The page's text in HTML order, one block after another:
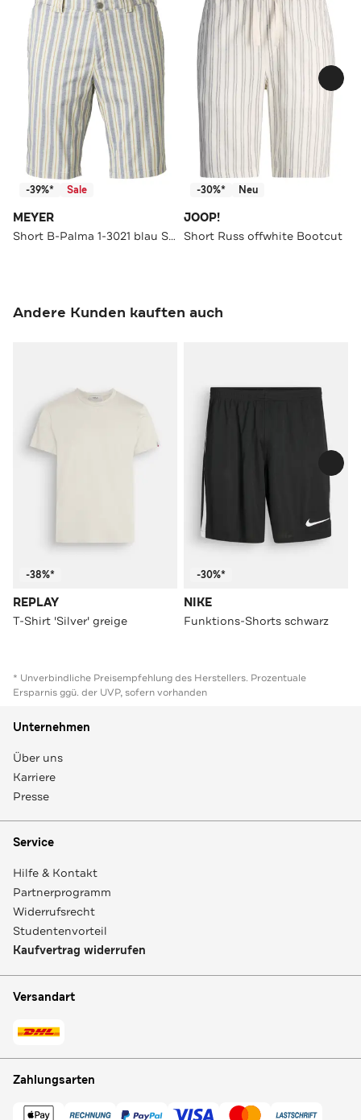
-39%* Sale
MEYER
Short B-Palma 1-3021 blau Straight
-30%* Neu
JOOP!
Short Russ offwhite Bootcut
Andere Kunden kauften auch
-38%*
REPLAY
T-Shirt 'Silver' greige
-30%*
NIKE
Funktions-Shorts schwarz
* Unverbindliche Preisempfehlung des Herstellers. Prozentuale
Ersparnis ggü. der UVP, sofern vorhanden
Unternehmen
Über uns
Karriere
Presse
Service
Hilfe & Kontakt
Partnerprogramm
Widerrufsrecht
Studentenvorteil
Kaufvertrag widerrufen
Versandart
Zahlungsarten